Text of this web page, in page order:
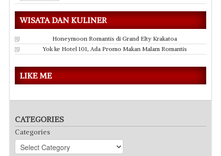
WISATA DAN KULINER
Honeymoon Romantis di Grand Elty Krakatoa
Yok ke Hotel 101, Ada Promo Makan Malam Romantis
LIKE ME
CATEGORIES
Categories